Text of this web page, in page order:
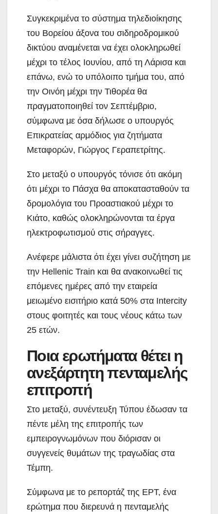
Συγκεκριμένα το σύστημα τηλεδιοίκησης
του Βορείου άξονα του σιδηροδρομικού
δικτύου αναμένεται να έχει ολοκληρωθεί
μέχρι το τέλος Ιουνίου, από τη Λάρισα και
επάνω, ενώ το υπόλοιπο τμήμα του, από
την Οινόη μέχρι την Τιθορέα θα
πραγματοποιηθεί τον Σεπτέμβριο,
σύμφωνα με όσα δήλωσε ο υπουργός
Επικρατείας αρμόδιος για ζητήματα
Μεταφορών, Γιώργος Γεραπετρίτης.
Στο μεταξύ ο υπουργός τόνισε ότι ακόμη
ότι μέχρι το Πάσχα θα αποκατασταθούν τα
δρομολόγια του Προαστιακού μέχρι το
Κιάτο, καθώς ολοκληρώνονται τα έργα
ηλεκτροφωτισμού στις σήραγγες.
Ανέφερε μάλιστα ότι έχει γίνει συζήτηση με
την Hellenic Train και θα ανακοινωθεί τις
επόμενες ημέρες από την εταιρεία
μειωμένο εισιτήριο κατά 50% στα Intercity
στους φοιτητές και τους νέους κάτω των
25 ετών.
Ποια ερωτήματα θέτει η
ανεξάρτητη πενταμελής
επιτροπή
Στο μεταξύ, συνέντευξη Τύπου έδωσαν τα
πέντε μέλη της επιτροπής των
εμπειρογνωμόνων που διόρισαν οι
συγγενείς θυμάτων της τραγωδίας στα
Τέμπη.
Σύμφωνα με το ρεπορτάζ της ΕΡΤ, ένα
ερώτημα που διερευνά η πενταμελής